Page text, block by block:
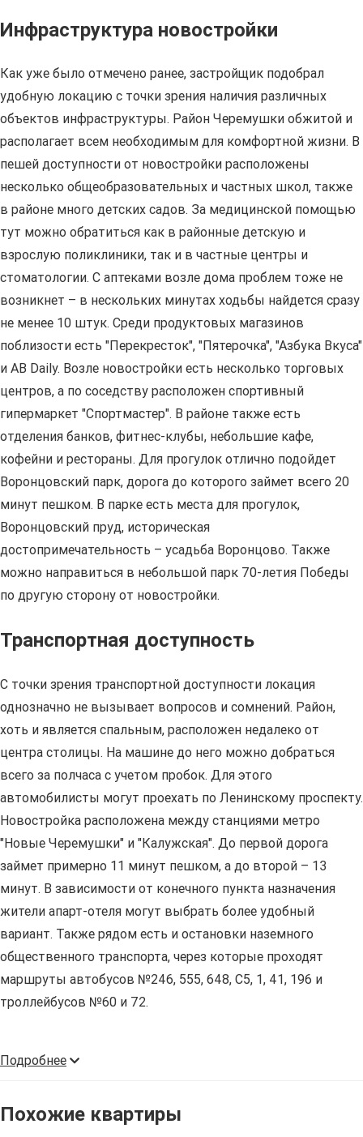
Инфраструктура новостройки
Как уже было отмечено ранее, застройщик подобрал
удобную локацию с точки зрения наличия различных
объектов инфраструктуры. Район Черемушки обжитой и
располагает всем необходимым для комфортной жизни. В
пешей доступности от новостройки расположены
несколько общеобразовательных и частных школ, также
в районе много детских садов. За медицинской помощью
тут можно обратиться как в районные детскую и
взрослую поликлиники, так и в частные центры и
стоматологии. С аптеками возле дома проблем тоже не
возникнет – в нескольких минутах ходьбы найдется сразу
не менее 10 штук. Среди продуктовых магазинов
поблизости есть "Перекресток", "Пятерочка", "Азбука Вкуса"
и АВ Daily. Возле новостройки есть несколько торговых
центров, а по соседству расположен спортивный
гипермаркет "Спортмастер". В районе также есть
отделения банков, фитнес-клубы, небольшие кафе,
кофейни и рестораны. Для прогулок отлично подойдет
Воронцовский парк, дорога до которого займет всего 20
минут пешком. В парке есть места для прогулок,
Воронцовский пруд, историческая
достопримечательность – усадьба Воронцово. Также
можно направиться в небольшой парк 70-летия Победы
по другую сторону от новостройки.
Транспортная доступность
С точки зрения транспортной доступности локация
однозначно не вызывает вопросов и сомнений. Район,
хоть и является спальным, расположен недалеко от
центра столицы. На машине до него можно добраться
всего за полчаса с учетом пробок. Для этого
автомобилисты могут проехать по Ленинскому проспекту.
Новостройка расположена между станциями метро
"Новые Черемушки" и "Калужская". До первой дорога
займет примерно 11 минут пешком, а до второй – 13
минут. В зависимости от конечного пункта назначения
жители апарт-отеля могут выбрать более удобный
вариант. Также рядом есть и остановки наземного
общественного транспорта, через которые проходят
маршруты автобусов №246, 555, 648, С5, 1, 41, 196 и
троллейбусов №60 и 72.
Подробнее
Похожие квартиры